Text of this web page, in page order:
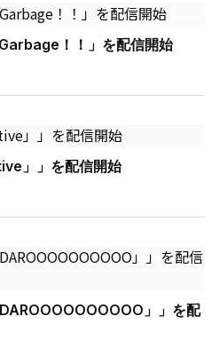
！！」を配信開始
」」を配信開始
」」を配